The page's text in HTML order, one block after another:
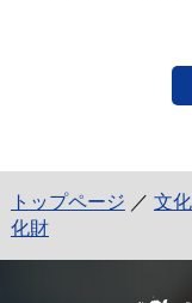
トップページ ／ 文
化財